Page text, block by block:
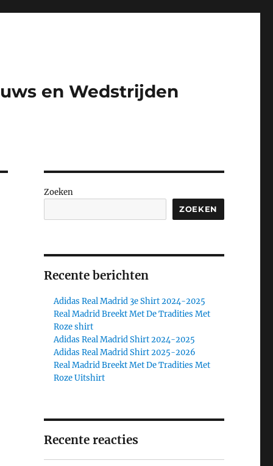
en Wedstrijden​
Zoeken
ZOEKEN
Recente berichten
Adidas Real Madrid 3e Shirt 2024-2025
Real Madrid Breekt Met De Tradities Met
Roze shirt
Adidas Real Madrid Shirt 2024-2025
Adidas Real Madrid Shirt 2025-2026
Real Madrid Breekt Met De Tradities Met
Roze Uitshirt
Recente reacties